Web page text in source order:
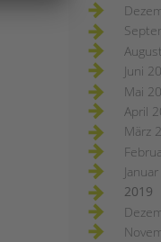
Juni
Mai
April
März
2019